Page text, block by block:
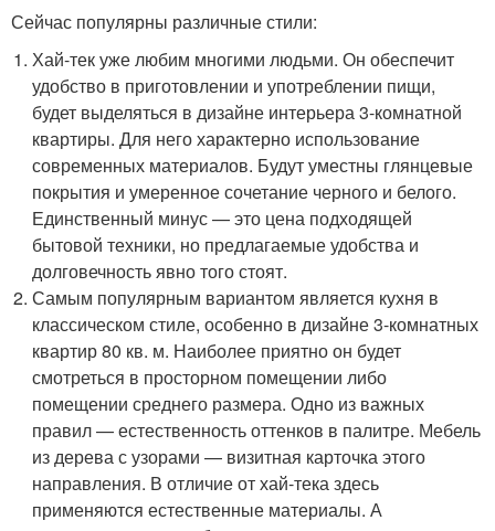
Сейчас популярны различные стили:
Хай-тек уже любим многими людьми. Он обеспечит
удобство в приготовлении и употреблении пищи,
будет выделяться в дизайне интерьера 3-комнатной
квартиры. Для него характерно использование
современных материалов. Будут уместны глянцевые
покрытия и умеренное сочетание черного и белого.
Единственный минус — это цена подходящей
бытовой техники, но предлагаемые удобства и
долговечность явно того стоят.
Самым популярным вариантом является кухня в
классическом стиле, особенно в дизайне 3-комнатных
квартир 80 кв. м. Наиболее приятно он будет
смотреться в просторном помещении либо
помещении среднего размера. Одно из важных
правил — естественность оттенков в палитре. Мебель
из дерева с узорами — визитная карточка этого
направления. В отличие от хай-тека здесь
применяются естественные материалы. А